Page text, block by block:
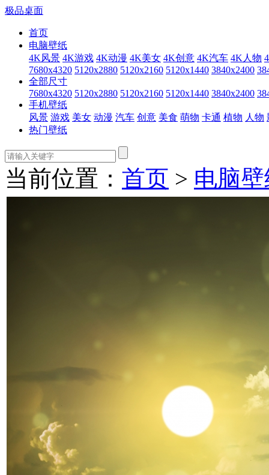
极品桌面
首页
电脑壁纸
4K风景 4K游戏 4K动漫 4K美女 4K创意 4K汽车 4K人物
7680x4320 5120x2880 5120x2160 5120x1440 3840x2400
全部尺寸
7680x4320 5120x2880 5120x2160 5120x1440 3840x2400
手机壁纸
风景 游戏 美女 动漫 汽车 创意 美食 萌物 卡通 植物 人物
热门壁纸
当前位置： 首页 > 电脑